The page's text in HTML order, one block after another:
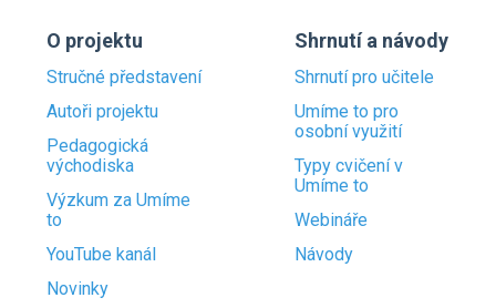
O projektu
Stručné představení
Autoři projektu
Pedagogická
východiska
Výzkum za Umíme
to
YouTube kanál
Novinky
Shrnutí a návody
Shrnutí pro učitele
Umíme to pro
osobní využití
Typy cvičení v
Umíme to
Webináře
Návody